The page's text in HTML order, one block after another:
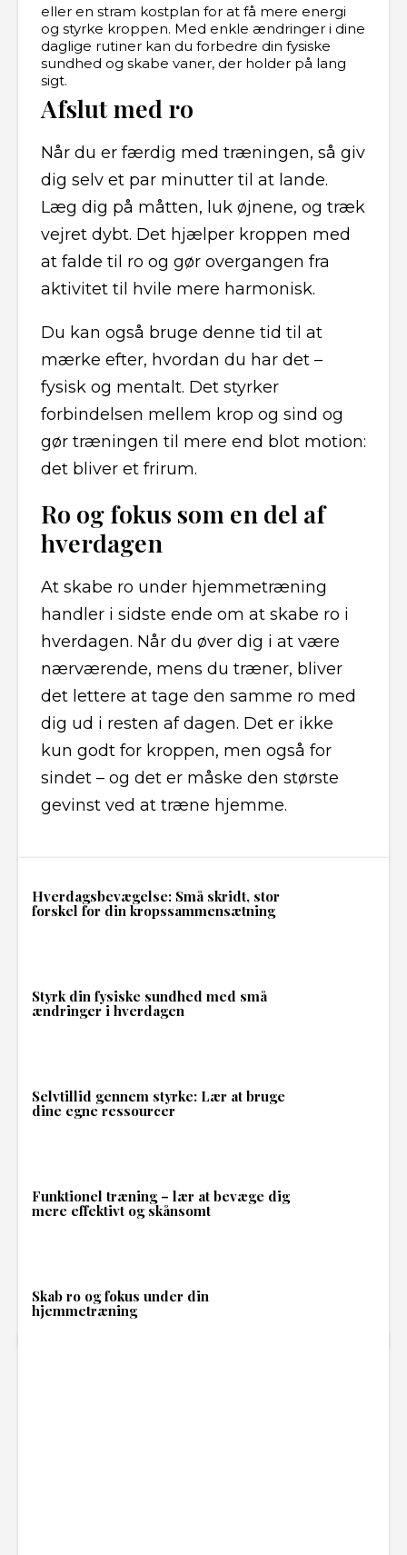
eller en stram kostplan for at få mere energi
og styrke kroppen. Med enkle ændringer i dine
daglige rutiner kan du forbedre din fysiske
sundhed og skabe vaner, der holder på lang
sigt.
Afslut med ro
Når du er færdig med træningen, så giv
dig selv et par minutter til at lande.
Læg dig på måtten, luk øjnene, og træk
vejret dybt. Det hjælper kroppen med
at falde til ro og gør overgangen fra
aktivitet til hvile mere harmonisk.
Du kan også bruge denne tid til at
mærke efter, hvordan du har det –
fysisk og mentalt. Det styrker
forbindelsen mellem krop og sind og
gør træningen til mere end blot motion:
det bliver et frirum.
Ro og fokus som en del af
hverdagen
At skabe ro under hjemmetræning
handler i sidste ende om at skabe ro i
hverdagen. Når du øver dig i at være
nærværende, mens du træner, bliver
det lettere at tage den samme ro med
dig ud i resten af dagen. Det er ikke
kun godt for kroppen, men også for
sindet – og det er måske den største
gevinst ved at træne hjemme.
Hverdagsbevægelse: Små skridt, stor
forskel for din kropssammensætning
Styrk din fysiske sundhed med små
ændringer i hverdagen
Selvtillid gennem styrke: Lær at bruge
dine egne ressourcer
Funktionel træning – lær at bevæge dig
mere effektivt og skånsomt
Skab ro og fokus under din
hjemmetræning